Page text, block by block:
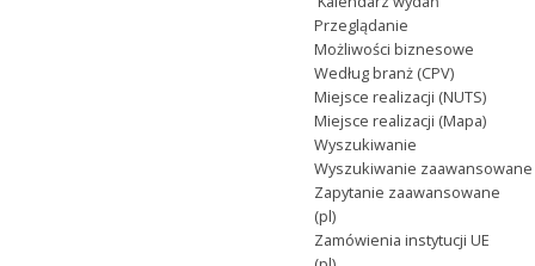
Przeglądanie
Możliwości biznesowe
Według branż (CPV)
Miejsce realizacji (NUTS)
Miejsce realizacji (Mapa)
Wyszukiwanie
Wyszukiwanie zaawansowane
Zapytanie zaawansowane
(pl)
Zamówienia instytucji UE